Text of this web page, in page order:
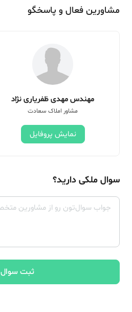
مشاورین فعال و پاسخگو
مهندس مهدی ظفریاری نژاد
مشاور املاک سعادت
نمایش پروفایل
سوال ملکی دارید؟
ثبت سوال